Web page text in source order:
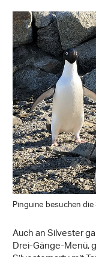
Pinguine besuchen
Auch an Silvester
Drei-Gänge-Menü,